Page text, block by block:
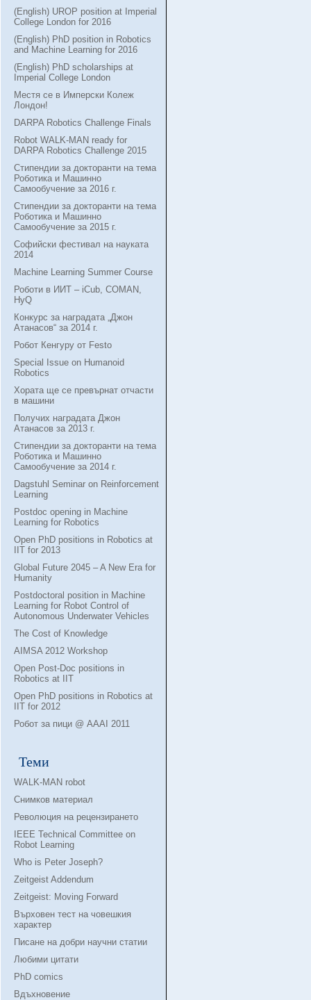
(English) UROP position at Imperial
College London for 2016
(English) PhD position in Robotics
and Machine Learning for 2016
(English) PhD scholarships at
Imperial College London
Местя се в Имперски Колеж
Лондон!
DARPA Robotics Challenge Finals
Robot WALK-MAN ready for
DARPA Robotics Challenge 2015
Стипендии за докторанти на тема
Роботика и Машинно
Самообучение за 2016 г.
Стипендии за докторанти на тема
Роботика и Машинно
Самообучение за 2015 г.
Софийски фестивал на науката
2014
Machine Learning Summer Course
Роботи в ИИТ – iCub, COMAN,
HyQ
Конкурс за наградата „Джон
Атанасов“ за 2014 г.
Робот Кенгуру от Festo
Special Issue on Humanoid
Robotics
Хората ще се превърнат отчасти
в машини
Получих наградата Джон
Атанасов за 2013 г.
Стипендии за докторанти на тема
Роботика и Машинно
Самообучение за 2014 г.
Dagstuhl Seminar on Reinforcement
Learning
Postdoc opening in Machine
Learning for Robotics
Open PhD positions in Robotics at
IIT for 2013
Global Future 2045 – A New Era for
Humanity
Postdoctoral position in Machine
Learning for Robot Control of
Autonomous Underwater Vehicles
The Cost of Knowledge
AIMSA 2012 Workshop
Open Post-Doc positions in
Robotics at IIT
Open PhD positions in Robotics at
IIT for 2012
Робот за пици @ AAAI 2011
Теми
WALK-MAN robot
Снимков материал
Революция на рецензирането
IEEE Technical Committee on
Robot Learning
Who is Peter Joseph?
Zeitgeist Addendum
Zeitgeist: Moving Forward
Върховен тест на човешкия
характер
Писане на добри научни статии
Любими цитати
PhD comics
Вдъхновение